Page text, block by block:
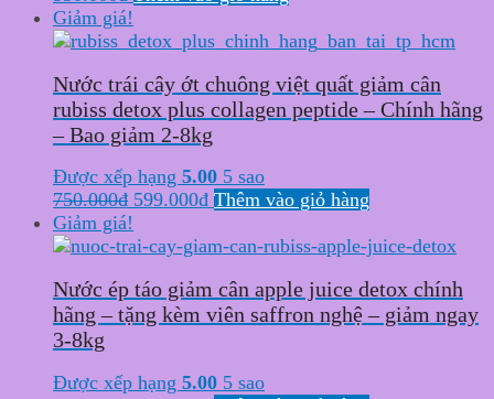
Giảm giá!
Nước trái cây ớt chuông việt quất giảm cân
rubiss detox plus collagen peptide – Chính hãng
– Bao giảm 2-8kg
Được xếp hạng 5.00 5 sao
750.000₫ Original
was:
599.000₫Current
is:
Thêm vào giỏ hàng
Giảm giá!
Nước ép táo giảm cân apple juice detox chính
hãng – tặng kèm viên saffron nghệ – giảm ngay
3-8kg
Được xếp hạng 5.00 5 sao